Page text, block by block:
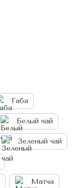
Габа
Белый чай
Зеленый чай
Матча